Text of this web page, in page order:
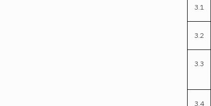
3.1
3.2
3.3
3.4